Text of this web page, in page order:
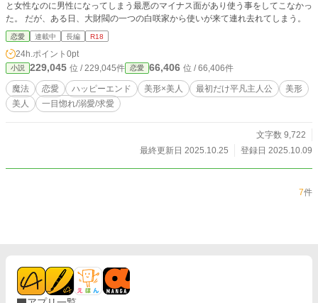
と女性なのに男性になってしまう最悪のマイナス面があり使う事をしてこなかっ
た。 だが、ある日、大財閥の一つの白咲家から使いが来て連れ去れてしまう。
恋愛 連載中 長編 R18
24h.ポイント 0pt
小説 229,045 位 / 229,045件 恋愛 66,406 位 / 66,406件
魔法 恋愛 ハッピーエンド 美形×美人 最初だけ平凡主人公
美形
美人
一目惚れ/溺愛/求愛
文字数 9,722
最終更新日 2025.10.25
登録日 2025.10.09
7件